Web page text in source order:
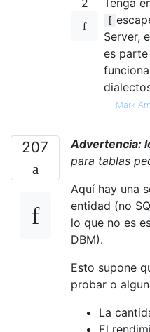
[
Server,
es parte
— Mark
207 Advertencia:
para tablas
Aquí hay una
entidad (no
lo que no es
DBM).
Esto supone
probar o
La
El